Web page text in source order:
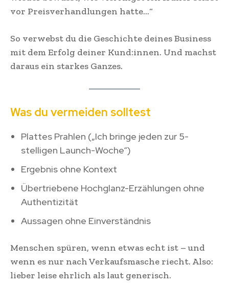
vor Preisverhandlungen hatte…“
So verwebst du die Geschichte deines Business
mit dem Erfolg deiner Kund:innen. Und machst
daraus ein starkes Ganzes.
Was du vermeiden solltest
Plattes Prahlen („Ich bringe jeden zur 5-
stelligen Launch-Woche“)
Ergebnis ohne Kontext
Übertriebene Hochglanz-Erzählungen ohne
Authentizität
Aussagen ohne Einverständnis
Menschen spüren, wenn etwas echt ist – und
wenn es nur nach Verkaufsmasche riecht. Also:
lieber leise ehrlich als laut generisch.